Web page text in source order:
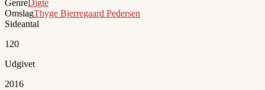
GenreDigte
OmslagThyge Bjerregaard Pedersen
Sideantal
120
Udgivet
2016